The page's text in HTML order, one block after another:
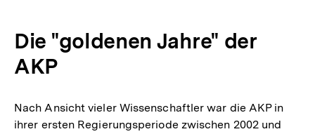
Die "goldenen Jahre" der
AKP
Nach Ansicht vieler Wissenschaftler war die AKP in
ihrer ersten Regierungsperiode zwischen 2002 und